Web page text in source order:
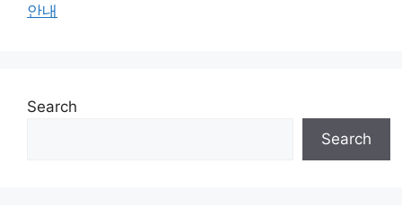
안내
Search
Search